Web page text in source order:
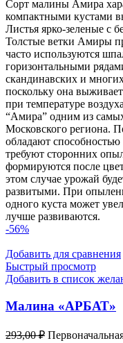
Сорт малины Амира
компактными кустами
Листья ярко-зеленые с
Толстые ветки Амиры
часто используются
горизонтальными
скандинавских и
поскольку она
при температуре
“Амира” одним из
Московского региона.
обладают
требуют сторонних
формируются после
этом случае урожай
развитыми. При
одного куста может
лучше развиваются.
-56%
Добавить для сравнения
Быстрый просмотр
Добавить в список
Малина «АРБАТ»
293,00₽